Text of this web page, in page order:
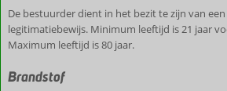
De bestuurder dient in het bezit te zijn van een
legitimatiebewijs. Minimum leeftijd is 21 jaar
Maximum leeftijd is 80 jaar.
Brandstof